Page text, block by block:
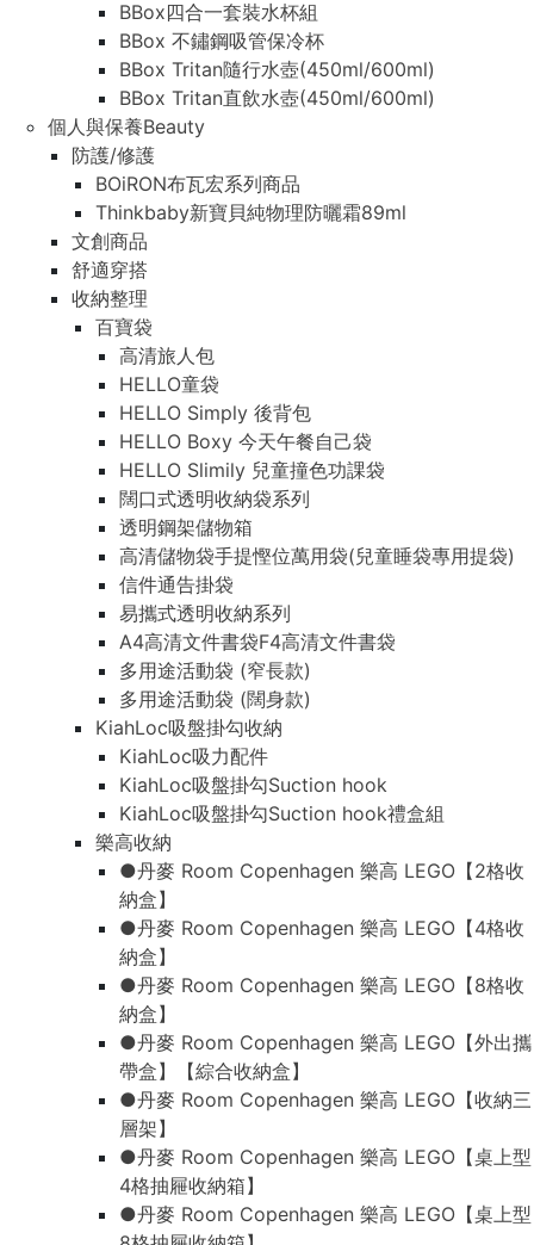
BBox四合一套裝水杯組
BBox 不鏽鋼吸管保冷杯
BBox Tritan隨行水壺(450ml/600ml)
BBox Tritan直飲水壺(450ml/600ml)
個人與保養Beauty
防護/修護
BOiRON布瓦宏系列商品
Thinkbaby新寶貝純物理防曬霜89ml
文創商品
舒適穿搭
收納整理
百寶袋
高清旅人包
HELLO童袋
HELLO Simply 後背包
HELLO Boxy 今天午餐自己袋
HELLO Slimily 兒童撞色功課袋
闊口式透明收納袋系列
透明鋼架儲物箱
高清儲物袋手提慳位萬用袋(兒童睡袋專用提袋)
信件通告掛袋
易攜式透明收納系列
A4高清文件書袋F4高清文件書袋
多用途活動袋 (窄長款)
多用途活動袋 (闊身款)
KiahLoc吸盤掛勾收納
KiahLoc吸力配件
KiahLoc吸盤掛勾Suction hook
KiahLoc吸盤掛勾Suction hook禮盒組
樂高收納
●丹麥 Room Copenhagen 樂高 LEGO【2格收
納盒】
●丹麥 Room Copenhagen 樂高 LEGO【4格收
納盒】
●丹麥 Room Copenhagen 樂高 LEGO【8格收
納盒】
●丹麥 Room Copenhagen 樂高 LEGO【外出攜
帶盒】【綜合收納盒】
●丹麥 Room Copenhagen 樂高 LEGO【收納三
層架】
●丹麥 Room Copenhagen 樂高 LEGO【桌上型
4格抽屜收納箱】
●丹麥 Room Copenhagen 樂高 LEGO【桌上型